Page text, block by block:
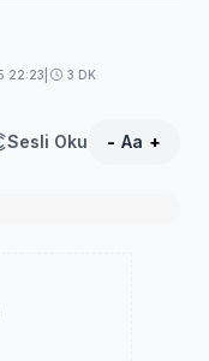
22:23 3 DK
Sesli Oku - Aa +